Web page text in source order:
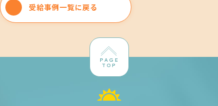
受給事例一覧に戻る
PAGE
TOP